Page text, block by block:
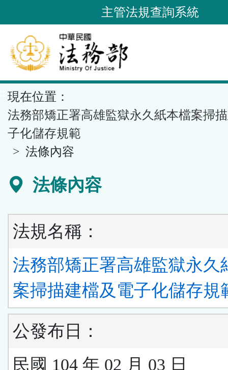
到
要
內
容
區
塊
主管法規查詢系統
現在位置：
法務部矯正署高雄監獄永久紙本檔案掃
子化儲存規範
法條內容
法條內容
法規名稱：
法務部矯正署高雄監獄永久
案掃描建檔及電子化儲存規
公發布日：
民國 104 年 02 月 03 日